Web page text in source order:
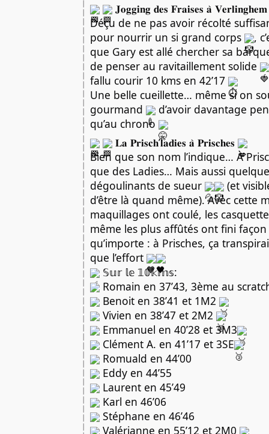
𝐉𝐨𝐠𝐠𝐢𝐧𝐠 𝐝𝐞𝐬 𝐅𝐫𝐚𝐢𝐬𝐞𝐬 𝐚̀
Déçu de ne pas avoir récolté
pour nourrir un si grand corps
,
que Gary est allé chercher sa
de penser au ravitaillement solide
fallu courir 10 kms en 42’17
Une belle cueillette… même si on
gourmand
d’avoir davantage
qu’au chrono
𝐋𝐚 𝐏𝐫𝐢𝐬𝐜𝐡’𝐥𝐚𝐝𝐢𝐞𝐬 𝐚̀ 𝐏𝐫𝐢𝐬𝐜𝐡𝐞𝐬
Bien que son nom l’indique… À
que des Ladies… Mais aussi
dégoulinants de sueur
(et
d’être là quand même). Avec cette
maquillages ont coulé, les
même les plus affûtés ont fini
qu’importe : à Prisches, ça
que l’effort
𝕊𝕦𝕣 𝕝𝕖 𝟙𝟘𝕜𝕞𝕤:
Romain en 37’43, 3ème au
Benoit en 38’41 et 1M2
Vivien en 38’47 et 2M2
Emmanuel en 40’28 et 3M3
Clément A. en 41’17 et 3SE
Romuald en 44’00
Eddy en 44’55
Laurent en 45’49
Karl en 46’06
Stéphane en 46’46
Valérianne en 55’12 et 2M0